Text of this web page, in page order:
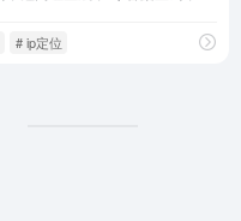
# ip定位